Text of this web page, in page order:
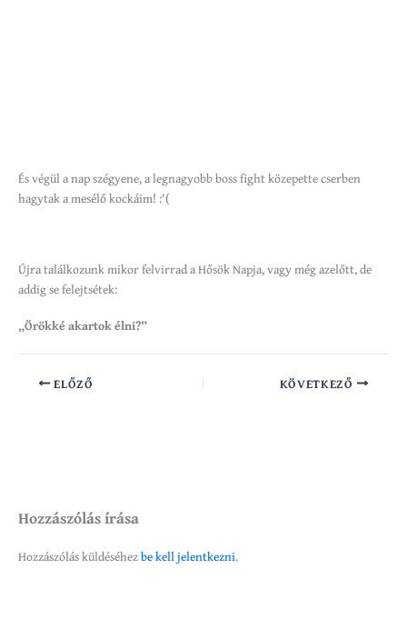
És végül a nap szégyene, a legnagyobb boss fight közepette cserben
hagytak a mesélő kockáim! :'(
Újra találkozunk mikor felvirrad a Hősök Napja, vagy még azelőtt, de
addig se felejtsétek:
„Örökké akartok élni?”
ELŐZŐ KÖVETKEZŐ
Hozzászólás írása
Hozzászólás küldéséhezbe kell jelentkezni.